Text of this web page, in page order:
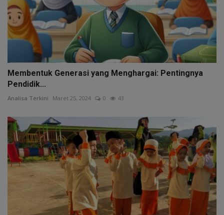
Membentuk Generasi yang Menghargai: Pentingnya
Pendidik...
Analisa Terkini Maret 25, 2024 0 43